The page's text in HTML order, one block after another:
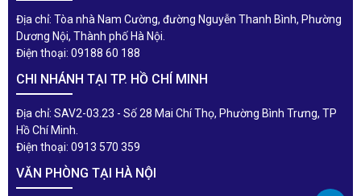
Địa chỉ: Tòa nhà Nam Cường, đường Nguyễn Thanh Bình, Phường
Dương Nội, Thành phố Hà Nội.
Điện thoại: 09188 60 188
CHI NHÁNH TẠI TP. HỒ CHÍ MINH
Địa chỉ: SAV2-03.23 - Số 28 Mai Chí Thọ, Phường Bình Trưng, TP
Hồ Chí Minh.
Điện thoại: 0913 570 359
VĂN PHÒNG TẠI HÀ NỘI